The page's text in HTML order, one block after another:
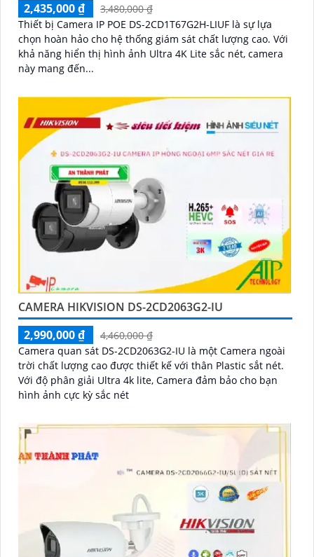
2,435,000 ₫
3,480,000 ₫
Thiết bị Camera IP POE DS-2CD1T67G2H-LIUF là sự lựa
chọn hoàn hảo cho hệ thống giám sát chất lượng cao. Với
khả năng hiển thị hình ảnh Ultra 4K Lite sắc nét, camera
này mang đến...
CAMERA HIKVISION DS-2CD2063G2-IU
2,990,000 ₫
4,460,000 ₫
Camera quan sát DS-2CD2063G2-IU là một Camera ngoài
trời chất lượng cao được thiết kế với thân Plastic sắt nét.
Với độ phân giải Ultra 4k lite, Camera đảm bảo cho bạn
hình ảnh cực kỳ sắc nét